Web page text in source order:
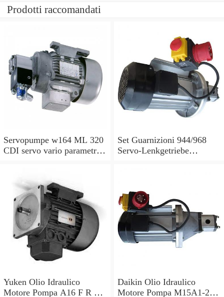
Prodotti raccomandati
Servopumpe w164 ML 320
CDI servo vario parametri
Set Guarnizioni 944/968
Servo-Lenkgetriebe
Yuken Olio Idraulico
Motore Pompa A16 F R 01
Daikin Olio Idraulico
Motore Pompa M15A1-2-